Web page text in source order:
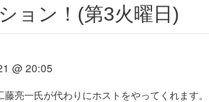
ション！(第3火曜日)
@ 20:05
亮一氏が代わりにホストをやってくれます。